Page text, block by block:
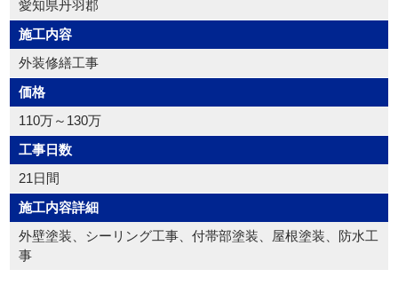
愛知県丹羽郡
施工内容
外装修繕工事
価格
110万～130万
工事日数
21日間
施工内容詳細
外壁塗装、シーリング工事、付帯部塗装、屋根塗装、防水工
事